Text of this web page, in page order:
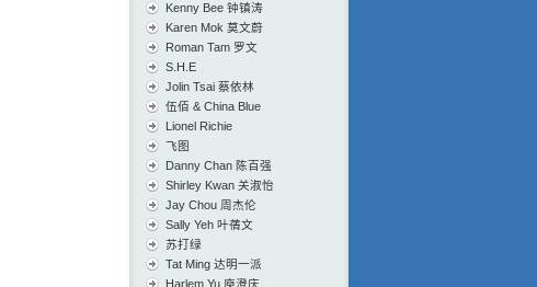
Kenny Bee 钟镇涛
Karen Mok 莫文蔚
Roman Tam 罗文
S.H.E
Jolin Tsai 蔡依林
伍佰 & China Blue
Lionel Richie
飞图
Danny Chan 陈百强
Shirley Kwan 关淑怡
Jay Chou 周杰伦
Sally Yeh 叶蒨文
苏打绿
Tat Ming 达明一派
Harlem Yu 庾澄庆